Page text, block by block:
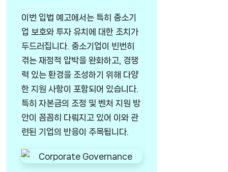
이번 입법 예고에서는 특히 중소기
업 보호와 투자 유치에 대한 조치가
두드러집니다. 중소기업이 빈번히
겪는 재정적 압박을 완화하고, 경쟁
력 있는 환경을 조성하기 위해 다양
한 지원 사항이 포함되어 있습니다.
특히 자본금의 조정 및 벤처 지원 방
안이 꼼꼼히 다뤄지고 있어 이와 관
련된 기업의 반응이 주목됩니다.